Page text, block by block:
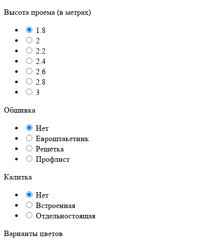
Высота проема (в метрах)
1.8
2
2.2
2.4
2.6
2.8
3
Обшивка
Нет
Евроштакетник
Решётка
Профлист
Калитка
Нет
Встроенная
Отдельностоящая
Варианты цветов